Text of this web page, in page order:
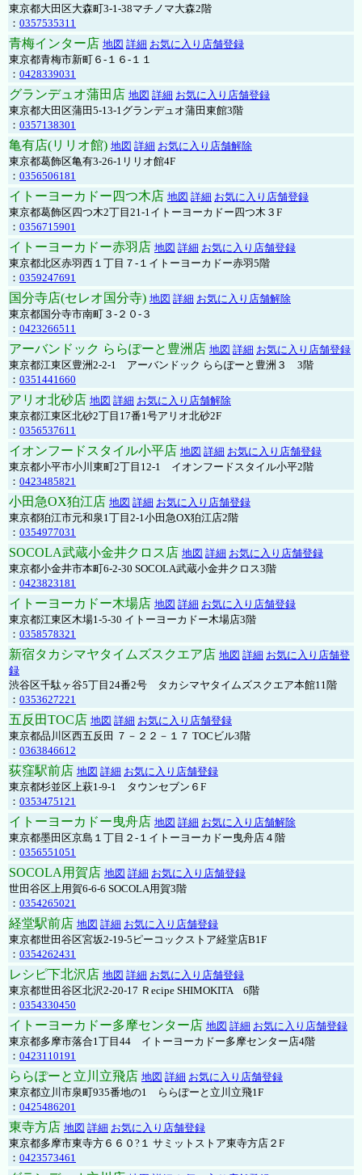
東京都大田区大森町3-1-38マチノマ大森2階
： 0357535311
青梅インター店 地図 詳細 お気に入り店舗登録
東京都青梅市新町６-１６-１１
： 0428339031
グランデュオ蒲田店 地図 詳細 お気に入り店舗登録
東京都大田区蒲田5-13-1グランデュオ蒲田東館3階
： 0357138301
亀有店(リリオ館) 地図 詳細 お気に入り店舗解除
東京都葛飾区亀有3-26-1リリオ館4F
： 0356506181
イトーヨーカドー四つ木店 地図 詳細 お気に入り店舗登録
東京都葛飾区四つ木2丁目21-1イトーヨーカドー四つ木３F
： 0356715901
イトーヨーカドー赤羽店 地図 詳細 お気に入り店舗登録
東京都北区赤羽西１丁目７-１イトーヨーカドー赤羽5階
： 0359247691
国分寺店(セレオ国分寺) 地図 詳細 お気に入り店舗解除
東京都国分寺市南町３-２０-３
： 0423266511
アーバンドック ららぽーと豊洲店 地図 詳細 お気に入り店舗登録
東京都江東区豊洲2-2-1 アーバンドック ららぽーと豊洲３ 3階
： 0351441660
アリオ北砂店 地図 詳細 お気に入り店舗解除
東京都江東区北砂2丁目17番1号アリオ北砂2F
： 0356537611
イオンフードスタイル小平店 地図 詳細 お気に入り店舗登録
東京都小平市小川東町2丁目12-1 イオンフードスタイル小平2階
： 0423485821
小田急OX狛江店 地図 詳細 お気に入り店舗登録
東京都狛江市元和泉1丁目2-1小田急OX狛江店2階
： 0354977031
SOCOLA武蔵小金井クロス店 地図 詳細 お気に入り店舗登録
東京都小金井市本町6-2-30 SOCOLA武蔵小金井クロス3階
： 0423823181
イトーヨーカドー木場店 地図 詳細 お気に入り店舗登録
東京都江東区木場1-5-30 イトーヨーカドー木場店3階
： 0358578321
新宿タカシマヤタイムズスクエア店 地図 詳細 お気に入り店舗登
録
渋谷区千駄ヶ谷5丁目24番2号 タカシマヤタイムズスクエア本館11階
： 0353627221
五反田TOC店 地図 詳細 お気に入り店舗登録
東京都品川区西五反田 ７－２２－１７ TOCビル3階
： 0363846612
荻窪駅前店 地図 詳細 お気に入り店舗登録
東京都杉並区上萩1-9-1 タウンセブン６F
： 0353475121
イトーヨーカドー曳舟店 地図 詳細 お気に入り店舗解除
東京都墨田区京島１丁目２-１イトーヨーカドー曳舟店４階
： 0356551051
SOCOLA用賀店 地図 詳細 お気に入り店舗登録
世田谷区上用賀6-6-6 SOCOLA用賀3階
： 0354265021
経堂駅前店 地図 詳細 お気に入り店舗登録
東京都世田谷区宮坂2-19-5ピーコックストア経堂店B1F
： 0354262431
レシピ下北沢店 地図 詳細 お気に入り店舗登録
東京都世田谷区北沢2-20-17 Ｒecipe SHIMOKITA 6階
： 0354330450
イトーヨーカドー多摩センター店 地図 詳細 お気に入り店舗登録
東京都多摩市落合1丁目44 イトーヨーカドー多摩センター店4階
： 0423110191
ららぽーと立川立飛店 地図 詳細 お気に入り店舗登録
東京都立川市泉町935番地の1 ららぽーと立川立飛1F
： 0425486201
東寺方店 地図 詳細 お気に入り店舗登録
東京都多摩市東寺方６６０?１ サミットストア東寺方店２F
： 0423573461